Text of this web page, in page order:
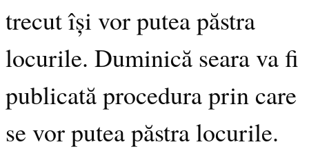
trecut își vor putea păstra
locurile. Duminică seara va fi
publicată procedura prin care
se vor putea păstra locurile.